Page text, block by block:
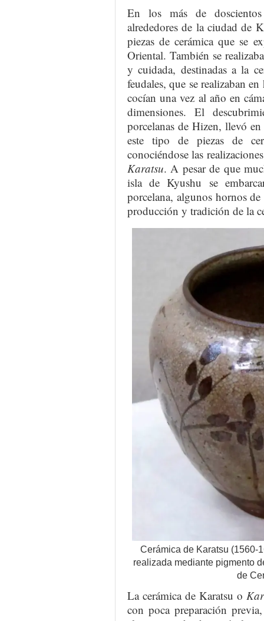
En los más de
alrededores de la ciudad de
piezas de cerámica que se
Oriental. También se
y cuidada, destinadas a la
feudales, que se realizaban
cocían una vez al año en
dimensiones. El
porcelanas de Hizen, llevó
este tipo de piezas de
conociéndose las
Karatsu. A pesar de que
isla de Kyushu se
porcelana, algunos hornos de
producción y tradición de la
Cerámica de Karatsu (1560-
realizada mediante pigmento
de
La cerámica de Karatsu o
con poca preparación